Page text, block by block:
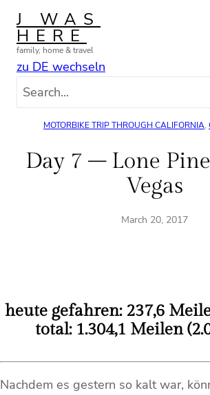
Skip
content
J WAS
HERE
family, home & travel
zu DE wechseln
MOTORBIKE TRIP THROUGH CALIFORNIA,
Day 7 – Lone
Vegas
March 20, 2017
heute gefahren: 237,6
total: 1.304,1 Meilen
Nachdem es gestern so kalt war,